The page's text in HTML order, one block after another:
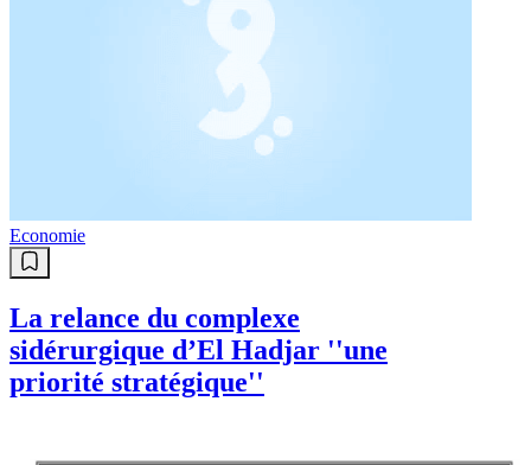
Economie
La relance du complexe
sidérurgique d’El Hadjar ''une
priorité stratégique''